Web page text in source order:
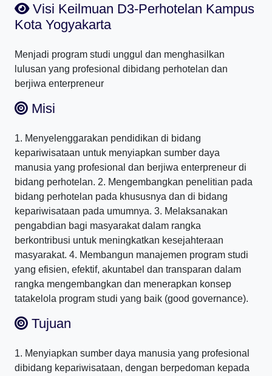
Visi Keilmuan D3-Perhotelan Kampus
Kota Yogyakarta
Menjadi program studi unggul dan menghasilkan
lulusan yang profesional dibidang perhotelan dan
berjiwa enterpreneur
Misi
1. Menyelenggarakan pendidikan di bidang
kepariwisataan untuk menyiapkan sumber daya
manusia yang profesional dan berjiwa enterpreneur di
bidang perhotelan. 2. Mengembangkan penelitian pada
bidang perhotelan pada khususnya dan di bidang
kepariwisataan pada umumnya. 3. Melaksanakan
pengabdian bagi masyarakat dalam rangka
berkontribusi untuk meningkatkan kesejahteraan
masyarakat. 4. Membangun manajemen program studi
yang efisien, efektif, akuntabel dan transparan dalam
rangka mengembangkan dan menerapkan konsep
tatakelola program studi yang baik (good governance).
Tujuan
1. Menyiapkan sumber daya manusia yang profesional
dibidang kepariwisataan, dengan berpedoman kepada